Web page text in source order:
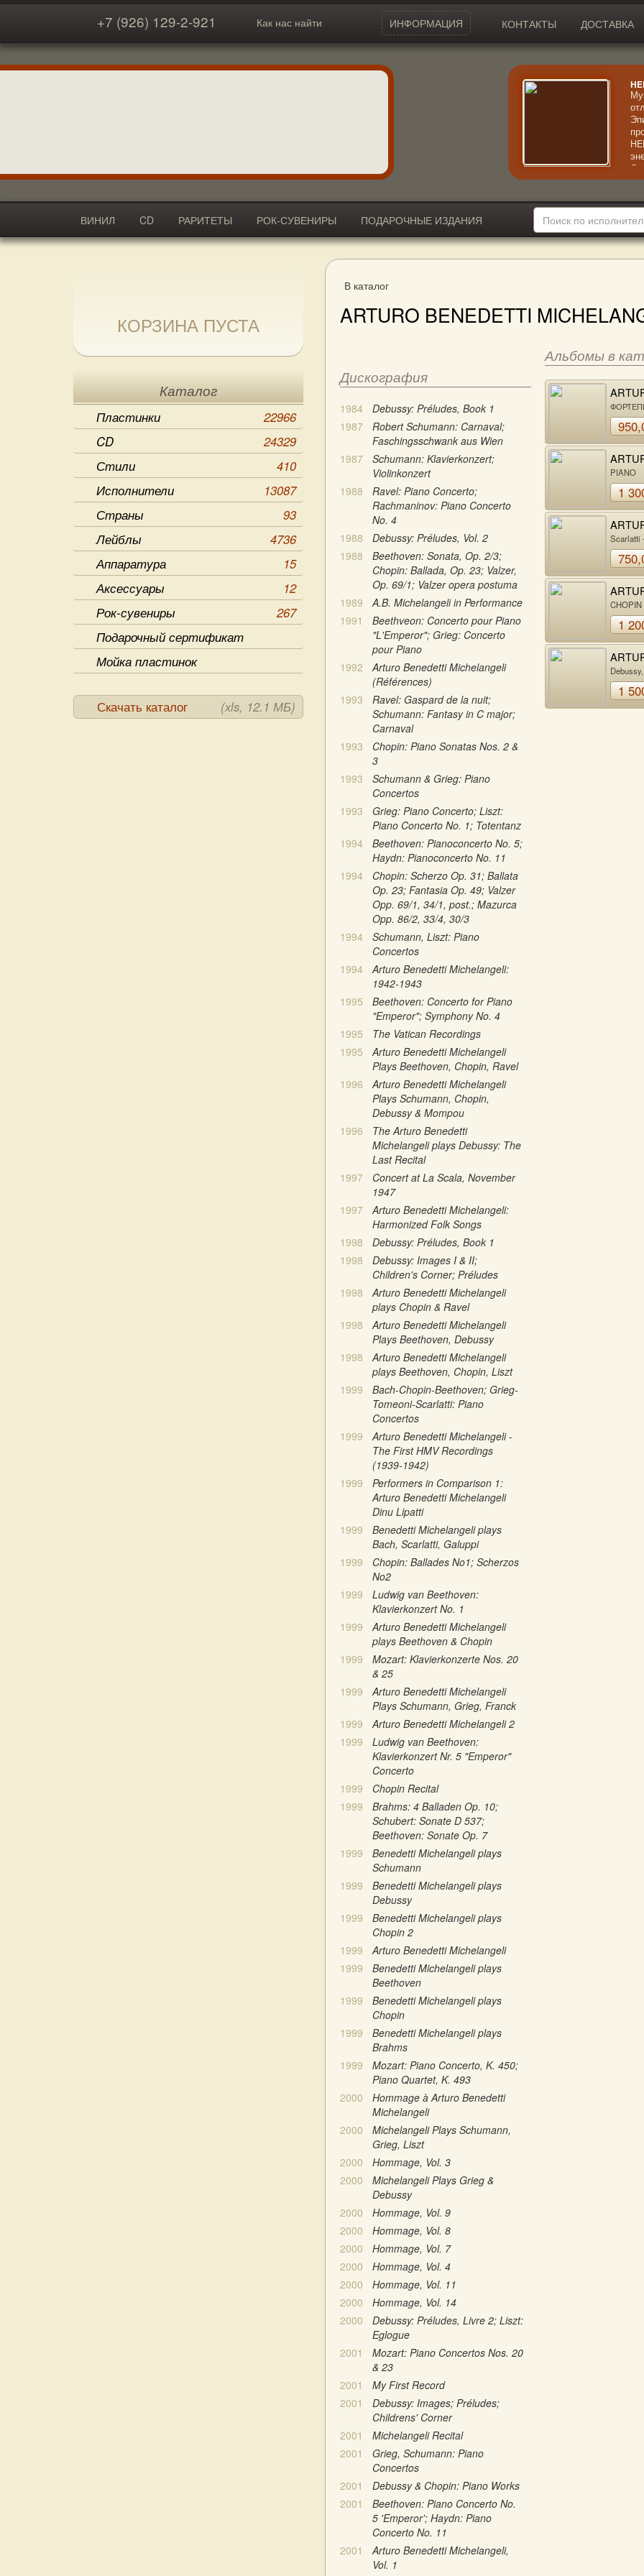
+7 (926) 129-2-921 Как нас найти ИНФОРМАЦИЯ КОНТАКТЫ ДОСТАВКА
ВИНИЛ CD РАРИТЕТЫ РОК-СУВЕНИРЫ
ПОДАРОЧНЫЕ ИЗДАНИЯ
АКСЕССУАРЫ
КОРЗИНА ПУСТА
Каталог
Пластинки
22966
CD
24329
Стили
410
Исполнители
13087
Страны
93
Лейблы
4736
Аппаратура
15
Аксессуары
12
Рок-сувениры
267
Подарочный сертификат
Мойка пластинок
Скачать каталог (xls, 12.1 МБ)
В каталог
ARTURO BENEDETTI
Дискография
1984
Debussy: Préludes, Book 1
1987
Robert Schumann: Carnaval;
Faschingsschwank aus Wien
1987
Schumann: Klavierkonzert;
Violinkonzert
1988
Ravel: Piano Concerto;
Rachmaninov: Piano Concerto
No. 4
1988
Debussy: Préludes, Vol. 2
1988
Beethoven: Sonata, Op. 2/3;
Chopin: Ballada, Op. 23; Valzer,
Op. 69/1; Valzer opera postuma
1989
A.B. Michelangeli in Performance
1991
Beethveon: Concerto pour Piano
"L'Emperor"; Grieg: Concerto
pour Piano
1992
Arturo Benedetti Michelangeli
(Références)
1993
Ravel: Gaspard de la nuit;
Schumann: Fantasy in C major;
Carnaval
1993
Chopin: Piano Sonatas Nos. 2 &
3
1993
Schumann & Grieg: Piano
Concertos
1993
Grieg: Piano Concerto; Liszt:
Piano Concerto No. 1; Totentanz
1994
Beethoven: Pianoconcerto No. 5;
Haydn: Pianoconcerto No. 11
1994
Chopin: Scherzo Op. 31; Ballata
Op. 23; Fantasia Op. 49; Valzer
Opp. 69/1, 34/1, post.; Mazurca
Opp. 86/2, 33/4, 30/3
1994
Schumann, Liszt: Piano
Concertos
1994
Arturo Benedetti Michelangeli:
1942-1943
1995
Beethoven: Concerto for Piano
"Emperor"; Symphony No. 4
1995
The Vatican Recordings
1995
Arturo Benedetti Michelangeli
Plays Beethoven, Chopin, Ravel
1996
Arturo Benedetti Michelangeli
Plays Schumann, Chopin,
Debussy & Mompou
1996
The Arturo Benedetti
Michelangeli plays Debussy: The
Last Recital
1997
Concert at La Scala, November
1947
1997
Arturo Benedetti Michelangeli:
Harmonized Folk Songs
1998
Debussy: Préludes, Book 1
1998
Debussy: Images I & II;
Children's Corner; Préludes
1998
Arturo Benedetti Michelangeli
plays Chopin & Ravel
1998
Arturo Benedetti Michelangeli
Plays Beethoven, Debussy
1998
Arturo Benedetti Michelangeli
plays Beethoven, Chopin, Liszt
1999
Bach-Chopin-Beethoven; Grieg-
Tomeoni-Scarlatti: Piano
Concertos
1999
Arturo Benedetti Michelangeli -
The First HMV Recordings
(1939-1942)
1999
Performers in Comparison 1:
Arturo Benedetti Michelangeli
Dinu Lipatti
1999
Benedetti Michelangeli plays
Bach, Scarlatti, Galuppi
1999
Chopin: Ballades No1; Scherzos
No2
1999
Ludwig van Beethoven:
Klavierkonzert No. 1
1999
Arturo Benedetti Michelangeli
plays Beethoven & Chopin
1999
Mozart: Klavierkonzerte Nos. 20
& 25
1999
Arturo Benedetti Michelangeli
Plays Schumann, Grieg, Franck
1999
Arturo Benedetti Michelangeli 2
1999
Ludwig van Beethoven:
Klavierkonzert Nr. 5 "Emperor"
Concerto
1999
Chopin Recital
1999
Brahms: 4 Balladen Op. 10;
Schubert: Sonate D 537;
Beethoven: Sonate Op. 7
1999
Benedetti Michelangeli plays
Schumann
1999
Benedetti Michelangeli plays
Debussy
1999
Benedetti Michelangeli plays
Chopin 2
1999
Arturo Benedetti Michelangeli
1999
Benedetti Michelangeli plays
Beethoven
1999
Benedetti Michelangeli plays
Chopin
1999
Benedetti Michelangeli plays
Brahms
1999
Mozart: Piano Concerto, K. 450;
Piano Quartet, K. 493
2000
Hommage à Arturo Benedetti
Michelangeli
2000
Michelangeli Plays Schumann,
Grieg, Liszt
2000
Hommage, Vol. 3
2000
Michelangeli Plays Grieg &
Debussy
2000
Hommage, Vol. 9
2000
Hommage, Vol. 8
2000
Hommage, Vol. 7
2000
Hommage, Vol. 4
2000
Hommage, Vol. 11
2000
Hommage, Vol. 14
2000
Debussy: Préludes, Livre 2; Liszt:
Eglogue
2001
Mozart: Piano Concertos Nos. 20
& 23
2001
My First Record
2001
Debussy: Images; Préludes;
Childrens' Corner
2001
Michelangeli Recital
2001
Grieg, Schumann: Piano
Concertos
2001
Debussy & Chopin: Piano Works
2001
Beethoven: Piano Concerto No.
5 'Emperor'; Haydn: Piano
Concerto No. 11
2001
Arturo Benedetti Michelangeli,
Vol. 1
Альбомы в
PIANO
1
Scarlatti
Grieg -
CHOPIN
·
Ballade
Scherzo
1
1